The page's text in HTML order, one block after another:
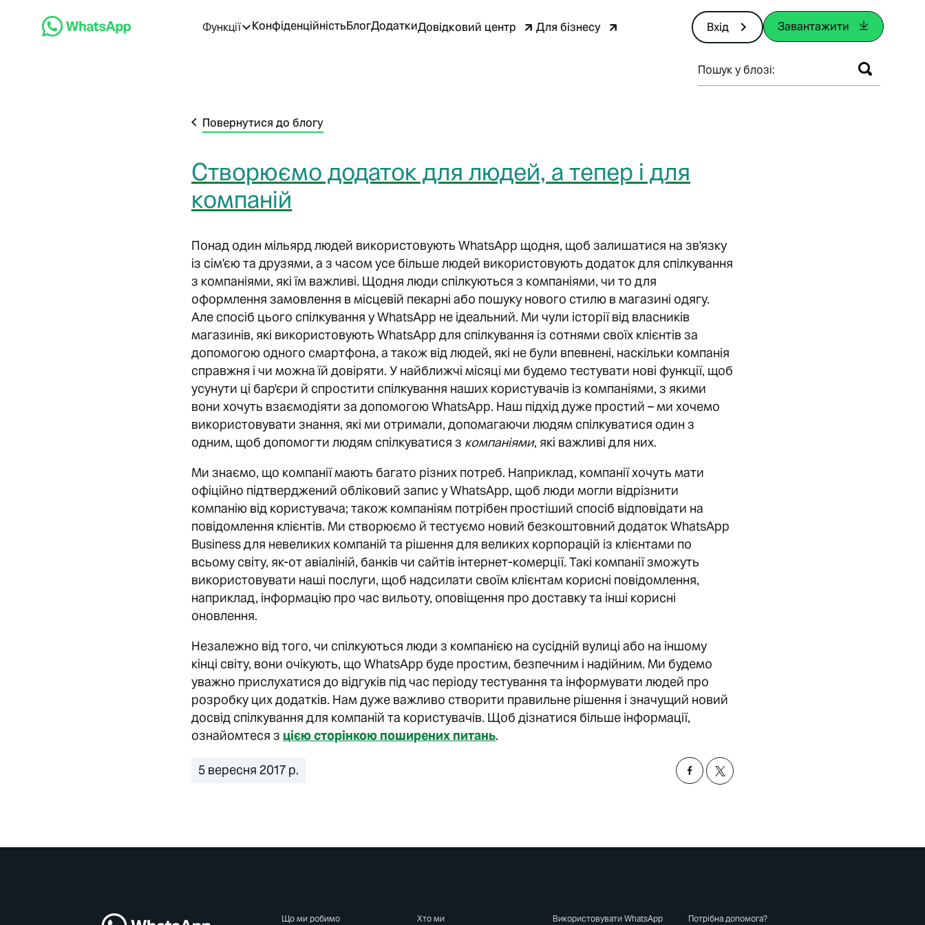
Функції КонфіденційністьБлогДодаткиДовідковий центр Для бізнесу Вхід Завантажити
Пошук у блозі:
Повернутися до блогу
Створюємо додаток для людей, а тепер і для
компаній
Понад один мільярд людей використовують WhatsApp щодня, щоб залишатися на зв'язку
із сім'єю та друзями, а з часом усе більше людей використовують додаток для спілкування
з компаніями, які їм важливі. Щодня люди спілкуються з компаніями, чи то для
оформлення замовлення в місцевій пекарні або пошуку нового стилю в магазині одягу.
Але спосіб цього спілкування у WhatsApp не ідеальний. Ми чули історії від власників
магазинів, які використовують WhatsApp для спілкування із сотнями своїх клієнтів за
допомогою одного смартфона, а також від людей, які не були впевнені, наскільки компанія
справжня і чи можна їй довіряти. У найближчі місяці ми будемо тестувати нові функції, щоб
усунути ці бар'єри й спростити спілкування наших користувачів із компаніями, з якими
вони хочуть взаємодіяти за допомогою WhatsApp. Наш підхід дуже простий – ми хочемо
використовувати знання, які ми отримали, допомагаючи людям спілкуватися один з
одним, щоб допомогти людям спілкуватися з компаніями, які важливі для них.
Ми знаємо, що компанії мають багато різних потреб. Наприклад, компанії хочуть мати
офіційно підтверджений обліковий запис у WhatsApp, щоб люди могли відрізнити
компанію від користувача; також компаніям потрібен простіший спосіб відповідати на
повідомлення клієнтів. Ми створюємо й тестуємо новий безкоштовний додаток WhatsApp
Business для невеликих компаній та рішення для великих корпорацій із клієнтами по
всьому світу, як-от авіаліній, банків чи сайтів інтернет-комерції. Такі компанії зможуть
використовувати наші послуги, щоб надсилати своїм клієнтам корисні повідомлення,
наприклад, інформацію про час вильоту, оповіщення про доставку та інші корисні
оновлення.
Незалежно від того, чи спілкуються люди з компанією на сусідній вулиці або на іншому
кінці світу, вони очікують, що WhatsApp буде простим, безпечним і надійним. Ми будемо
уважно прислухатися до відгуків під час періоду тестування та інформувати людей про
розробку цих додатків. Нам дуже важливо створити правильне рішення і значущий новий
досвід спілкування для компаній та користувачів. Щоб дізнатися більше інформації,
ознайомтеся з цією сторінкою поширених питань.
5 вересня 2017 р.
Що ми робимо Хто ми Використовувати WhatsApp Потрібна допомога?